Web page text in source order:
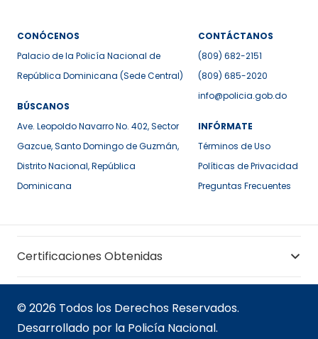
CONÓCENOS
Palacio de la Policía Nacional de
República Dominicana (Sede Central)
BÚSCANOS
Ave. Leopoldo Navarro No. 402, Sector
Gazcue, Santo Domingo de Guzmán,
Distrito Nacional, República
Dominicana
CONTÁCTANOS
(809) 682-2151
(809) 685-2020
info@policia.gob.do
INFÓRMATE
Términos de Uso
Políticas de Privacidad
Preguntas Frecuentes
Certificaciones Obtenidas
© 2026 Todos los Derechos Reservados.
Desarrollado por la Policía Nacional.